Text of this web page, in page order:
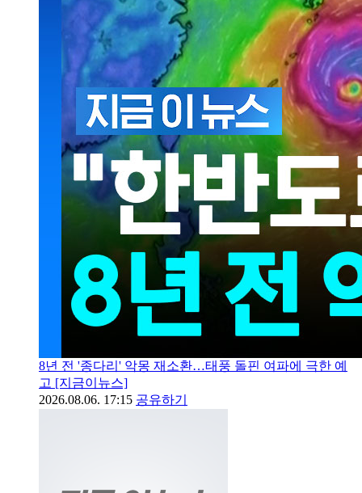
8년 전 '종다리' 악몽 재소환…태풍 돌핀 여파에 극한 예
고 [지금이뉴스]
2026.08.06. 17:15 공유하기